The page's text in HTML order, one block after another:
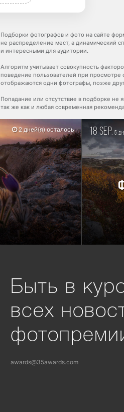
Подборки фотографов и фото на сайте
не распределение мест, а динамический
и интересными для аудитории.
Алгоритм учитывает совокупность
поведение пользователей при
отображаются одни фотографы, позже
Попадание или отсутствие в подборке не
так же как и любая современная
2 дней(я) осталось 18 sep. 5
Быть в
всех
awards@35awards.com